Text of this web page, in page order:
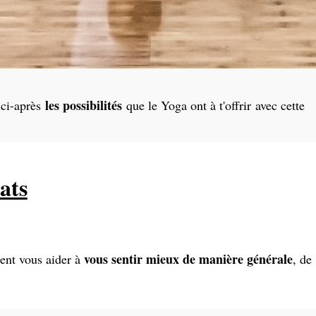
aprèsles possibilitésque le Yoga ont à t'offrir avec cette
vous aider à vous sentir mieux de manière générale, de